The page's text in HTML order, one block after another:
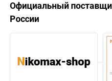
Официальный
России